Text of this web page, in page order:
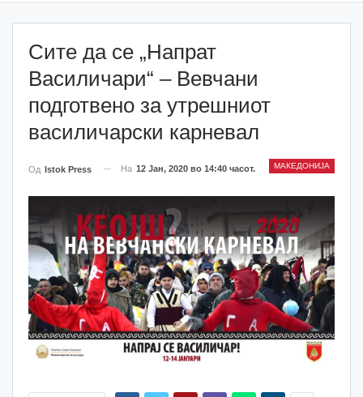
Сите да се „Напрат
Василичари“ – Вевчани
подготвено за утрешниот
василичарски карневал
МАКЕДОНИЈА
Од Istok Press На 12 Јан, 2020 во 14:40 часот.